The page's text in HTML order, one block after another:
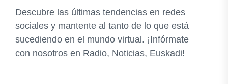
Descubre las últimas tendencias en redes
sociales y mantente al tanto de lo que está
sucediendo en el mundo virtual. ¡Infórmate
con nosotros en Radio, Noticias, Euskadi!